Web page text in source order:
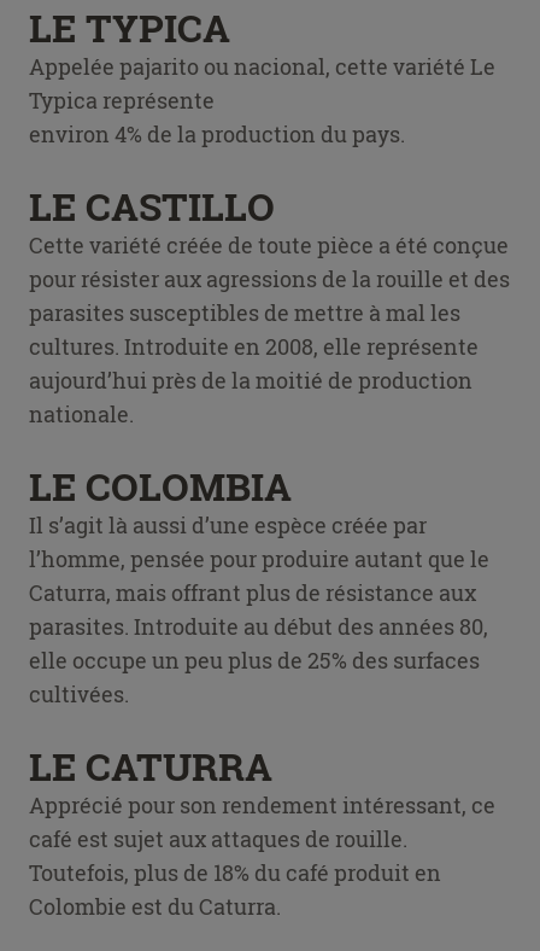
LE TYPICA
Appelée pajarito ou nacional, cette variété Le
Typica représente
environ 4% de la production du pays.
LE CASTILLO
Cette variété créée de toute pièce a été conçue
pour résister aux agressions de la rouille et des
parasites susceptibles de mettre à mal les
cultures. Introduite en 2008, elle représente
aujourd’hui près de la moitié de production
nationale.
LE COLOMBIA
Il s’agit là aussi d’une espèce créée par
l’homme, pensée pour produire autant que le
Caturra, mais offrant plus de résistance aux
parasites. Introduite au début des années 80,
elle occupe un peu plus de 25% des surfaces
cultivées.
LE CATURRA
Apprécié pour son rendement intéressant, ce
café est sujet aux attaques de rouille.
Toutefois, plus de 18% du café produit en
Colombie est du Caturra.